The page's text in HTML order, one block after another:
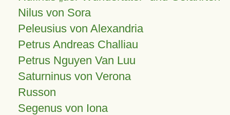
Nilus von Sora
Peleusius von Alexandria
Petrus Andreas Challiau
Petrus Nguyen Van Luu
Saturninus von Verona
Russon
Segenus von Iona